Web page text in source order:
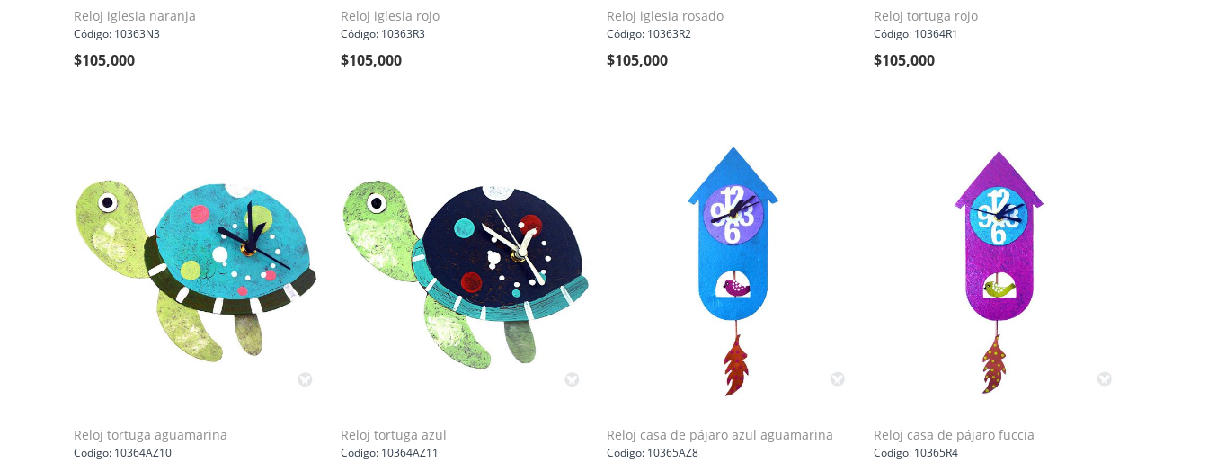
Reloj iglesia naranja
Código: 10363N3
$105,000
Reloj iglesia rojo
Código: 10363R3
$105,000
Reloj iglesia rosado
Código: 10363R2
$105,000
Reloj tortuga rojo
Código: 10364R1
$105,000
Reloj tortuga aguamarina
Código: 10364AZ10
Reloj tortuga azul
Código: 10364AZ11
Reloj casa de pájaro azul aguamarina
Código: 10365AZ8
Reloj casa de pájaro fuccia
Código: 10365R4